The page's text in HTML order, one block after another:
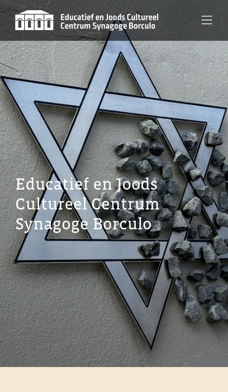
Ga
naar
inhoud
Home
Activiteiten
Bezoek ons
Gebruik en huur
Educatie
Synagoge
Joodse historie
Stichting
Contact
Educatief en Joods
Cultureel Centrum
Synagoge Borculo